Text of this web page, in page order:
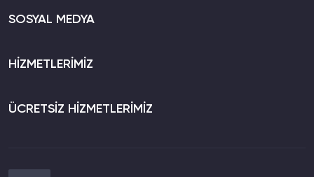
SOSYAL MEDYA
HİZMETLERİMİZ
ÜCRETSİZ HİZMETLERİMİZ